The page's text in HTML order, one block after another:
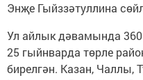
Энҗе Гыйззәтуллина
Ул айлык дәвамында 360
25 гыйнварда төрле
бирелгән. Казан, Чаллы,